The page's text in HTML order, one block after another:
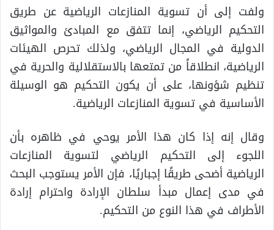
ولفت إلى أن تسوية المنازعات الرياضية عن طريق
التحكيم الرياضي، إنما تتفق مع المبادئ والمواثيق
الدولية في المجال الرياضي، ولذلك تحرص الهيئات
الرياضية، انطلاقاً من تمتعها بالاستقلالية والحرية في
تنظيم شؤونها، على أن يكون التحكيم هو الوسيلة
الأساسية في تسوية المنازعات الرياضية.
وقال إنه إذا كان هذا الأمر يوحي في ظاهره بأن
اللجوء إلى التحكيم الرياضي لتسوية المنازعات
الرياضية أضحى طريقًا إجباريًا، فإن الأمر يستوجب البحث
في مدى إعمال مبدأ سلطان الإرادة واحترام إرادة
الأطراف في هذا النوع من التحكيم.